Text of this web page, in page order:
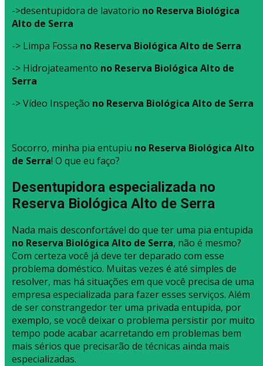
->desentupidora de lavatorio no Reserva Biológica
Alto de Serra
-> Limpa Fossa no Reserva Biológica Alto de Serra
-> Hidrojateamento no Reserva Biológica Alto de
Serra
-> Vídeo Inspeção no Reserva Biológica Alto de Serra
Socorro, minha pia entupiu no Reserva Biológica Alto
de Serra! O que eu faço?
Desentupidora especializada no
Reserva Biológica Alto de Serra
Nada mais desconfortável do que ter uma pia entupida
no Reserva Biológica Alto de Serra, não é mesmo?
Com certeza você já deve ter deparado com esse
problema doméstico. Muitas vezes é até simples de
resolver, mas há situações em que você precisa de uma
empresa especializada para fazer esses serviços. Além
de ser constrangedor ter uma privada entupida, por
exemplo, se você deixar o problema persistir por muito
tempo pode acabar acarretando em problemas bem
mais sérios que precisarão de técnicas ainda mais
especializadas.